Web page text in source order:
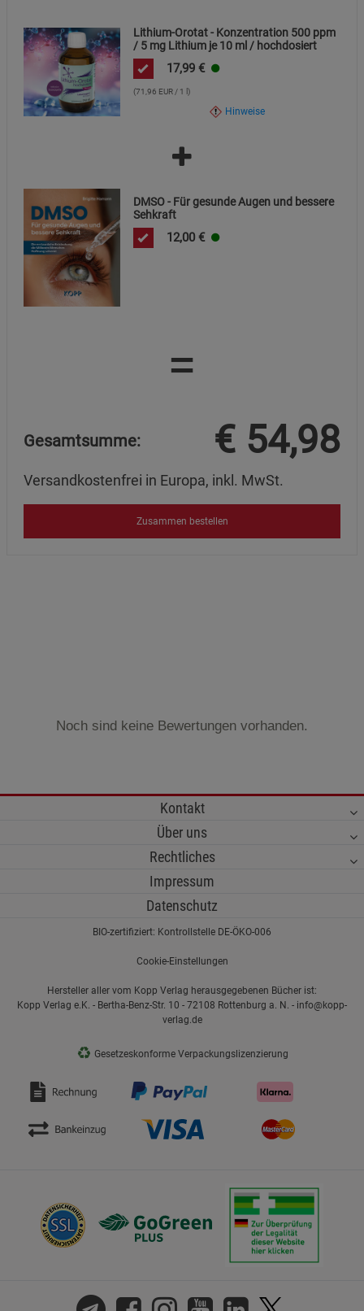
Lithium-Orotat - Konzentration 500 ppm
/ 5 mg Lithium je 10 ml / hochdosiert
17,99 €
(71,96 EUR / 1 l)
Hinweise
DMSO - Für gesunde Augen und bessere
Sehkraft
12,00 €
=
Gesamtsumme: € 54,98
Versandkostenfrei in Europa, inkl. MwSt.
Zusammen bestellen
Noch sind keine Bewertungen vorhanden.
Kontakt
Über uns
Rechtliches
Impressum
Datenschutz
BIO-zertifiziert: Kontrollstelle DE-ÖKO-006
Cookie-Einstellungen
Hersteller aller vom Kopp Verlag herausgegebenen Bücher ist:
Kopp Verlag e.K. - Bertha-Benz-Str. 10 - 72108 Rottenburg a. N. - info@kopp-
verlag.de
♻ Gesetzeskonforme Verpackungslizenzierung